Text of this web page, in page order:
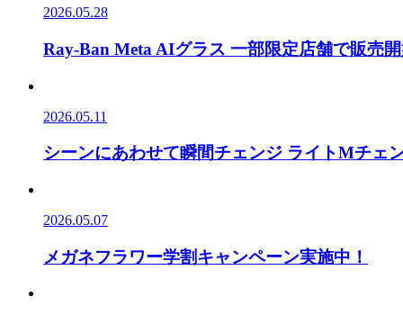
2026.05.28
Ray-Ban Meta AIグラス 一部限定店舗で販売
2026.05.11
シーンにあわせて瞬間チェンジ ライトMチェ
2026.05.07
メガネフラワー学割キャンペーン実施中！